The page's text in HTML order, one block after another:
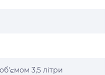
3,5 літри